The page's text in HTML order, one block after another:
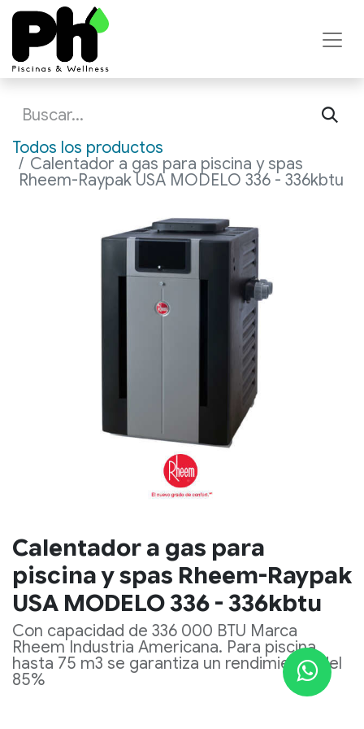
Todos los productos
Calentador a gas para piscina y spas
Rheem-Raypak USA MODELO 336 - 336kbtu
Calentador a gas para
piscina y spas Rheem-Raypak
USA MODELO 336 - 336kbtu
Con capacidad de 336 000 BTU Marca
Rheem Industria Americana. Para piscina
hasta 75 m3 se garantiza un rendimiento del
85%